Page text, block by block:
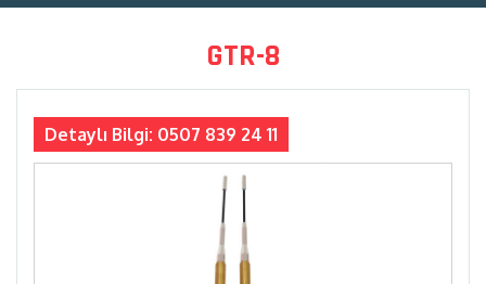
GTR-8
Detaylı Bilgi: 0507 839 24 11